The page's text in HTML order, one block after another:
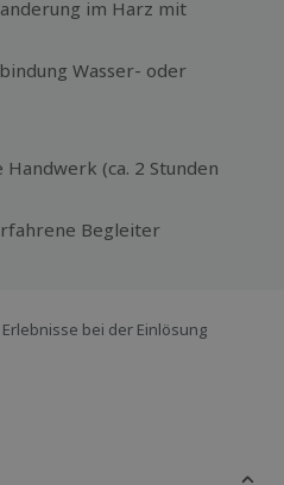
im Harz mit
Wasser- oder
(ca. 2 Stunden
Begleiter
bei der Einlösung